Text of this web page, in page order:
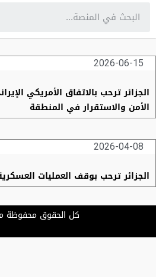
2026-06-15
الجزائر ترحب بالاتفاق الأمريكي
الأمن والاستقرار في المنطقة
2026-04-08
الجزائر ترحب بوقف العمليات
كل الحقوق محفوظة منصة